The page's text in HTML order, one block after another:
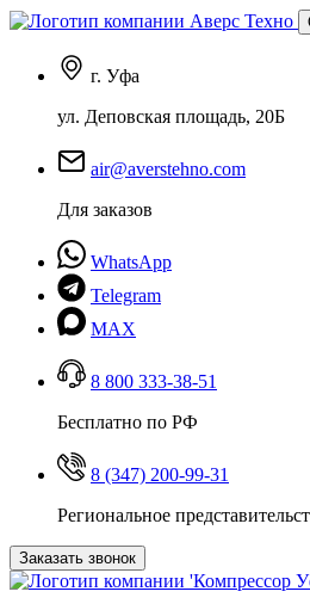
г. Уфа
ул. Деповская площадь, 20Б
air@averstehno.com
Для заказов
WhatsApp
Telegram
MAX
8 800 333-38-51
Бесплатно по РФ
8 (347) 200-99-31
Региональное
Заказать звонок